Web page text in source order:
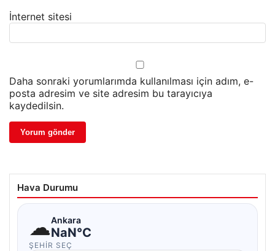
İnternet sitesi
Daha sonraki yorumlarımda kullanılması için adım, e-
posta adresim ve site adresim bu tarayıcıya
kaydedilsin.
Hava Durumu
☁Ankara
NaN°C
ŞEHIR SEÇ